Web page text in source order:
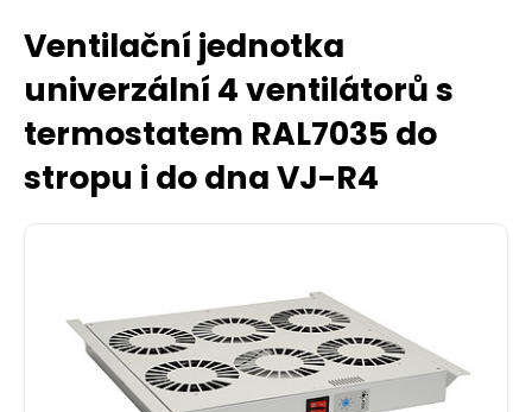
Ventilační jednotka
univerzální 4 ventilátorů s
termostatem RAL7035 do
stropu i do dna VJ-R4